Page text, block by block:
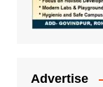
Advertise